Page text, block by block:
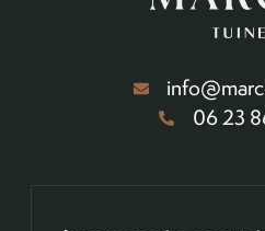
06 23